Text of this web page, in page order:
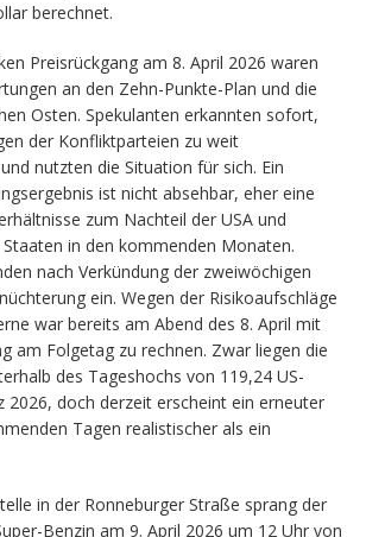
berechnet.
Preisrückgang am 8. April 2026 waren
an den Zehn-Punkte-Plan und die
Osten. Spekulanten erkannten sofort,
der Konfliktparteien zu weit
nutzten die Situation für sich. Ein
ist nicht absehbar, eher eine
zum Nachteil der USA und
in den kommenden Monaten.
nach Verkündung der zweiwöchigen
ein. Wegen der Risikoaufschläge
war bereits am Abend des 8. April mit
am Folgetag zu rechnen. Zwar liegen die
des Tageshochs von 119,24 US-
2026, doch derzeit erscheint ein erneuter
Tagen realistischer als ein
in der Ronneburger Straße sprang der
Benzin am 9. April 2026 um 12 Uhr von